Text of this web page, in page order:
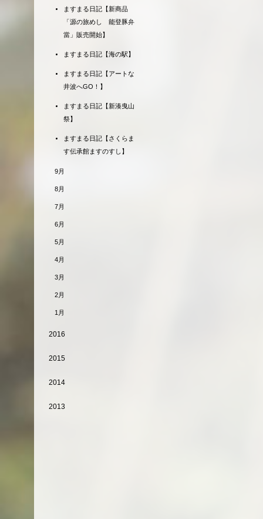
ますまる日記【新商品
「源の旅めし 能登豚弁
當」販売開始】
ますまる日記【海の駅】
ますまる日記【アートな
井波へGO！】
ますまる日記【新湊曳山
祭】
ますまる日記【さくらま
す伝承館ますのすし】
9月
8月
7月
6月
5月
4月
3月
2月
1月
2016
2015
2014
2013